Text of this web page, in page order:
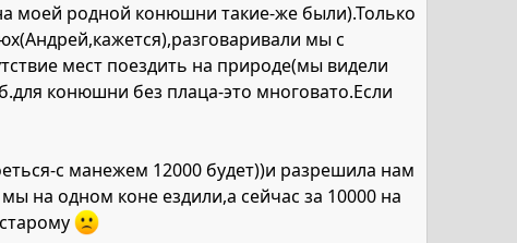
моей родной конюшни такие-же были).Только
мы с
мест поездить на природе(мы видели
конюшни без плаца-это многовато.Если
с манежем 12000 будет))и разрешила нам
на одном коне ездили,а сейчас за 10000 на